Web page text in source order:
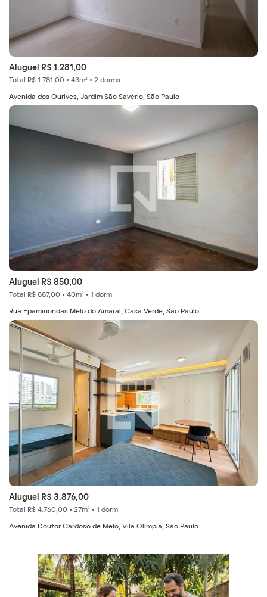
Aluguel R$ 1.281,00
Total R$ 1.781,00 • 43m² • 2 dorms
Avenida dos Ourives, Jardim São Savério, São Paulo
Aluguel R$ 850,00
Total R$ 887,00 • 40m² • 1 dorm
Rua Epaminondas Melo do Amaral, Casa Verde, São Paulo
Aluguel R$ 3.876,00
Total R$ 4.760,00 • 27m² • 1 dorm
Avenida Doutor Cardoso de Melo, Vila Olímpia, São Paulo